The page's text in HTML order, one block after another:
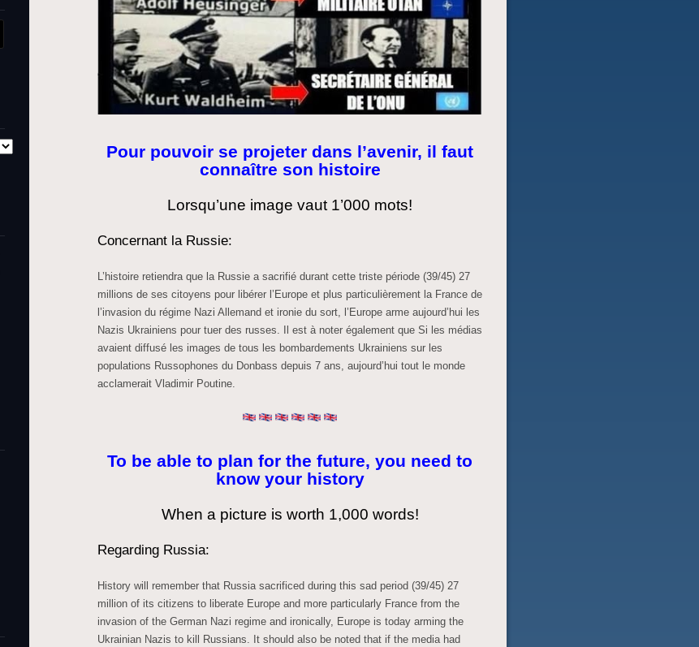
Pour pouvoir se projeter dans l’avenir, il faut
connaître son histoire
Lorsqu’une image vaut 1’000 mots!
Concernant la Russie:
L’histoire retiendra que la Russie a sacrifié durant cette triste période (39/45) 27
millions de ses citoyens pour libérer l’Europe et plus particulièrement la France de
l’invasion du régime Nazi Allemand et ironie du sort, l’Europe arme aujourd’hui les
Nazis Ukrainiens pour tuer des russes. Il est à noter également que Si les médias
avaient diffusé les images de tous les bombardements Ukrainiens sur les
populations Russophones du Donbass depuis 7 ans, aujourd’hui tout le monde
acclamerait Vladimir Poutine.
To be able to plan for the future, you need to
know your history
When a picture is worth 1,000 words!
Regarding Russia:
History will remember that Russia sacrificed during this sad period (39/45) 27
million of its citizens to liberate Europe and more particularly France from the
invasion of the German Nazi regime and ironically, Europe is today arming the
Ukrainian Nazis to kill Russians. It should also be noted that if the media had